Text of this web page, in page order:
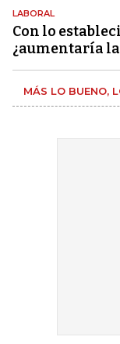
LABORAL
Con lo
¿aumentaría
MÁS LO BUENO,